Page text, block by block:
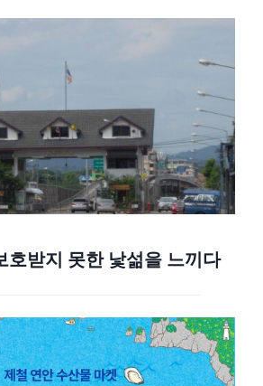
호받지 못한 낯섦을 느끼다